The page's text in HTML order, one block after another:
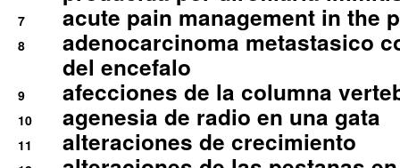
7 acute pain management in the
8
adenocarcinoma metastasico
del encefalo
9 afecciones de la columna
10 agenesia de radio en una gata
11 alteraciones de crecimiento